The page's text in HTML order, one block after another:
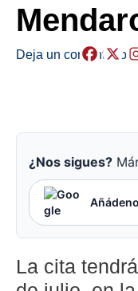
Deja un comentario /
¿Nos sigues?
La cita